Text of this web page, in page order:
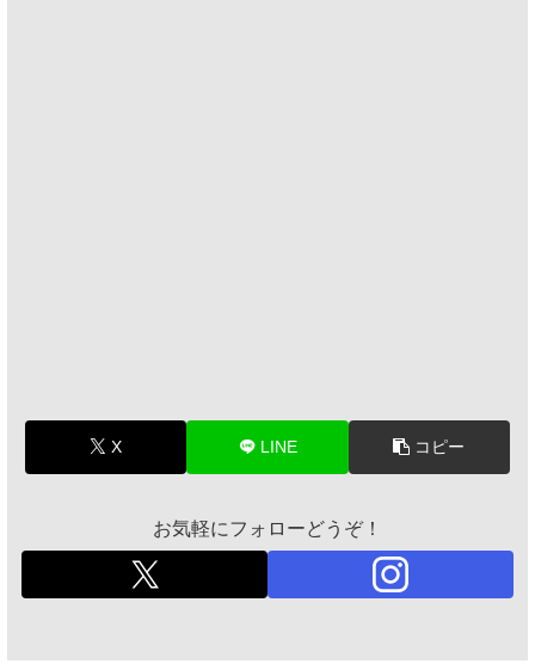
X LINE コピー
お気軽にフォローどうぞ！